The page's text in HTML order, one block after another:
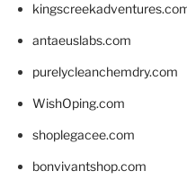
antaeuslabs.com
purelycleanchemdry.com
WishOping.com
shoplegacee.com
bonvivantshop.com